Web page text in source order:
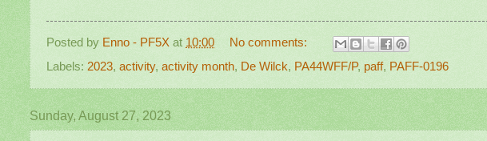
Posted by Enno - PF5X at 10:00
No comments:
Labels: 2023, activity, activity month, De Wilck, PA44WFF/P, paff, PAFF-0196
Sunday, August 27, 2023